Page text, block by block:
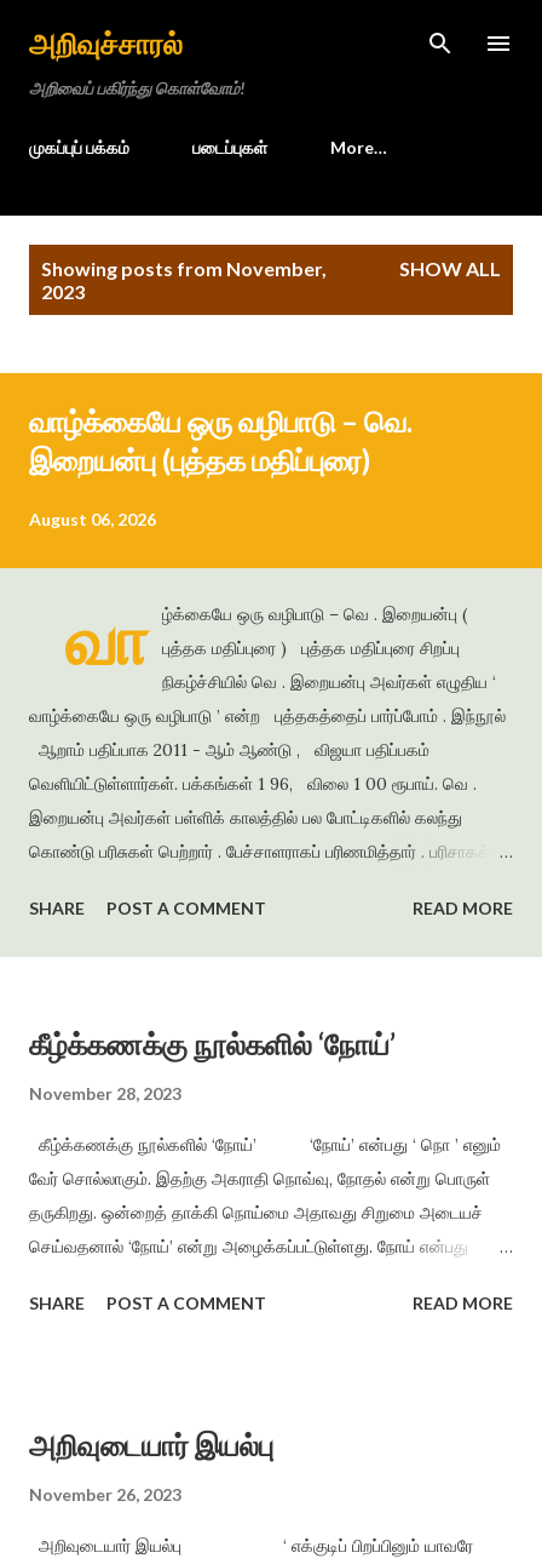
அறிவுச்சாரல்
அறிவைப் பகிர்ந்து கொள்வோம்!
முகப்புப் பக்கம் படைப்புகள் More…
Showing posts from November,
2023
SHOW ALL
வாழ்க்கையே ஒரு வழிபாடு – வெ.
இறையன்பு (புத்தக மதிப்புரை)
August 06, 2026
வா
ழ்க்கையே ஒரு வழிபாடு – வெ . இறையன்பு (
புத்தக மதிப்புரை ) புத்தக மதிப்புரை சிறப்பு
நிகழ்ச்சியில் வெ . இறையன்பு அவர்கள் எழுதிய ‘
வாழ்க்கையே ஒரு வழிபாடு ’ என்ற புத்தகத்தைப் பார்ப்போம் . இந்நூல்
ஆறாம் பதிப்பாக 2011 - ஆம் ஆண்டு , விஜயா பதிப்பகம்
வெளியிட்டுள்ளார்கள். பக்கங்கள் 1 96, விலை 1 00 ரூபாய். வெ .
இறையன்பு அவர்கள் பள்ளிக் காலத்தில் பல போட்டிகளில் கலந்து
கொண்டு பரிசுகள் பெற்றார் . பேச்சாளராகப் பரிணமித்தார் . பரிசாகக்
காலத்தில் எழுதிய கவிதைகளைத் தொகுத்து ‘ பூபாளத்திற்கொரு
புல்லாங்குழல் ’ என்ற தலைப்பில் கவிதைத் தொகுப்பை வெளியிட்டார் .
கதை , கவிதை , கட்டுரைகளை எழுதியுள்ளார் . முதல் நாவல் ‘
ஆத்தங்கரை ஓரம் ‘ ஜெயகாந்தனின் அணிந்துரையுடன் வெளியானது .
விரட்டப்பட்டதை அடிப்படையாக கொண்டது இந்நாவல் . இறை...
SHARE POST A COMMENT READ MORE
கீழ்க்கணக்கு நூல்களில் ‘நோய்’
November 28, 2023
கீழ்க்கணக்கு நூல்களில் ‘நோய்’ ‘நோய்’ என்பது ‘ நொ ’ எனும்
வேர் சொல்லாகும். இதற்கு அகராதி நொவ்வு, நோதல் என்று பொருள்
தருகிறது. ஒன்றைத் தாக்கி நொய்மை அதாவது சிறுமை அடையச்
செய்வதனால் ‘நோய்’ என்று அழைக்கப்பட்டுள்ளது. நோய் என்பது
நோவு என்னும் பல பொருள்களிலும் வழங்கப்படுகிறது. ‘பையுளும்
நோயென்பது எல்லா இடங்களிலும் இருப்பது என்பதை, ”நோயும்
வேட்கையும் நுகர்வும் என்றாங்கு ஆவயின் வமூஉங் கிளவி
...
SHARE POST A COMMENT READ MORE
அறிவுடையார் இயல்பு
November 26, 2023
அறிவுடையார் இயல்பு ‘ எக்குடிப் பிறப்பினும் யாவரே